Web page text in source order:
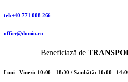
tel:+40 771 008 266
office@domio.ro
Beneficiază de
Luni - Vineri: 10:00 - 18:00 / Sambătă: 10:00 -